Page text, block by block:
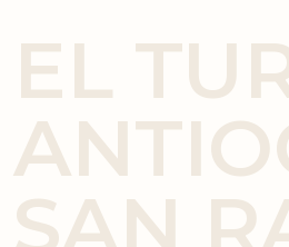
EL
SAN